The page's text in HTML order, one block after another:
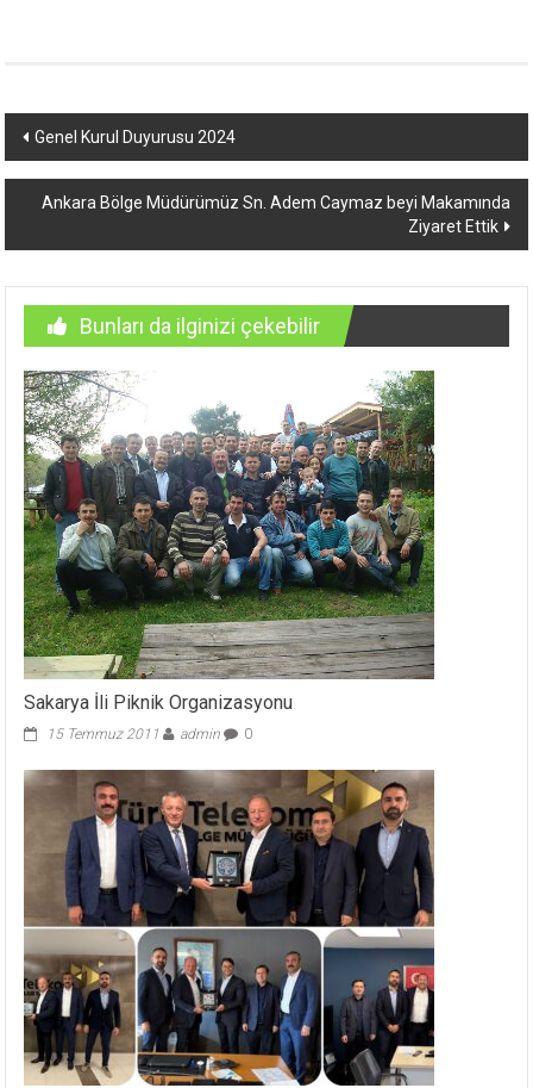
Yazı
dolaşımı
Genel Kurul Duyurusu 2024
Ankara Bölge Müdürümüz Sn. Adem Caymaz beyi Makamında
Ziyaret Ettik
Bunları da ilginizi çekebilir
Sakarya İli Piknik Organizasyonu
15 Temmuz 2011 admin 0